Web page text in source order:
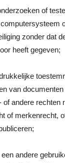
of
zonder dat
heeft gegeven;
van
of andere rechten
of merkenrecht,
andere